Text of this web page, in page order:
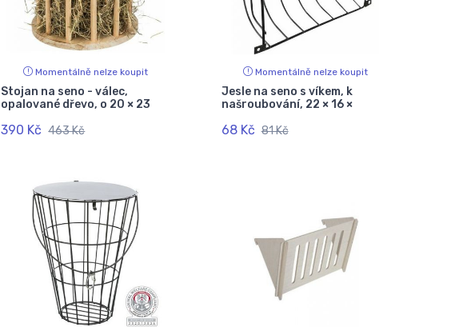
Momentálně nelze koupit
Stojan na seno - válec,
opalované dřevo, o 20 × 23
390 Kč 463 Kč
Momentálně nelze koupit
Jesle na seno s víkem, k
našroubování, 22 × 16 ×
68 Kč 81 Kč